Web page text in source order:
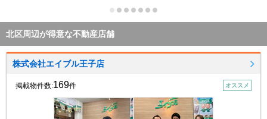
北区周辺が得意な不動産店舗
株式会社エイブル王子店
掲載物件数:169件 オススメ